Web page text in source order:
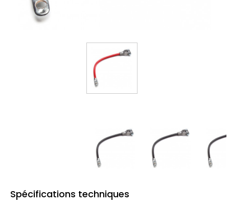
Spécifications techniques